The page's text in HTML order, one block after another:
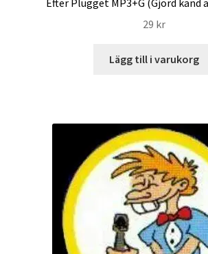
Efter Plugget MP3+G (Gjord känd
29 kr
Lägg till i varukorg